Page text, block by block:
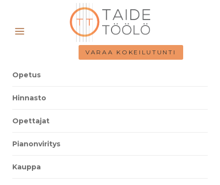
VARAA KOKEILUTUNTI
Opetus
Hinnasto
Opettajat
Pianonviritys
Kauppa